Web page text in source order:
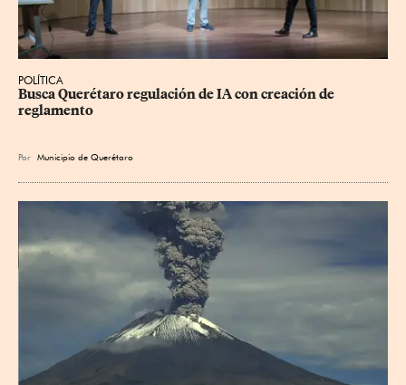
POLÍTICA
Busca Querétaro regulación de IA con creación de
reglamento
Por Municipio de Querétaro